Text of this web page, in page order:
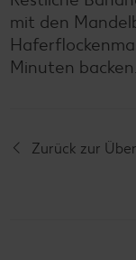
mit den
Minuten backen.
Zurück zur